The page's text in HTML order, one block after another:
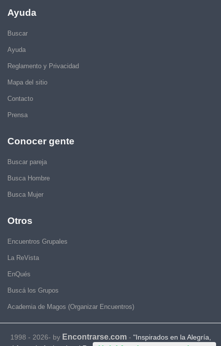
Ayuda
Buscar
Ayuda
Reglamento y Privacidad
Mapa del sitio
Contacto
Prensa
Conocer gente
Buscar pareja
Busca Hombre
Busca Mujer
Otros
Encuentros Grupales
La ReVista
EnQués
Buscá los Grupos
Academia de Magos (Organizar Encuentros)
1998 - 2026- by Encontrarse.com- "Inspirados en la Alegría,